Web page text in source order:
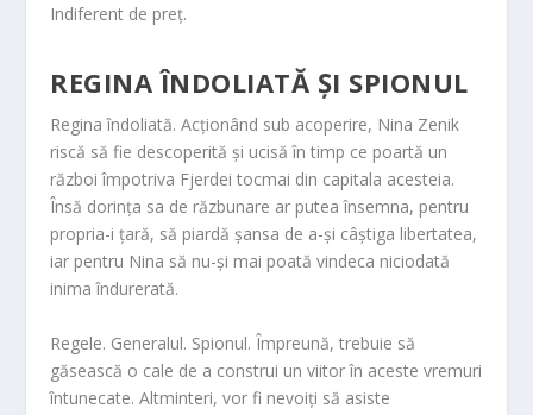
Indiferent de preț.
REGINA ÎNDOLIATĂ ȘI SPIONUL
Regina îndoliată. Acționând sub acoperire, Nina Zenik
riscă să fie descoperită și ucisă în timp ce poartă un
război împotriva Fjerdei tocmai din capitala acesteia.
Însă dorința sa de răzbunare ar putea însemna, pentru
propria-i țară, să piardă șansa de a-și câștiga libertatea,
iar pentru Nina să nu-și mai poată vindeca niciodată
inima îndurerată.
Regele. Generalul. Spionul. Împreună, trebuie să
găsească o cale de a construi un viitor în aceste vremuri
întunecate. Altminteri, vor fi nevoiți să asiste